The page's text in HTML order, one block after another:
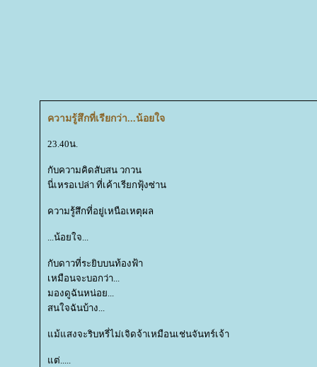
ความรู้สึกที่เรียกว่า...น้อยใจ
23.40น.
กับความคิดสับสน วกวน
นี่เหรอเปล่า ที่เค้าเรียกฟุ้งซ่าน
ความรู้สึกที่อยู่เหนือเหตุผล
...น้อยใจ...
กับดาวที่ระยิบบนท้องฟ้า
เหมือนจะบอกว่า...
มองดูฉันหน่อย...
สนใจฉันบ้าง...
ม้แสงจะริบหรี่ไม่เจิดจ้าเหมือนเช่นจันทร์เจ้า
ต่.....